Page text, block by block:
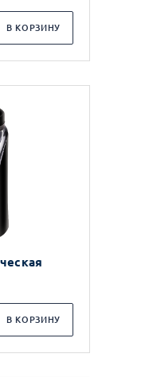
В КОРЗИНУ
В КОРЗИНУ